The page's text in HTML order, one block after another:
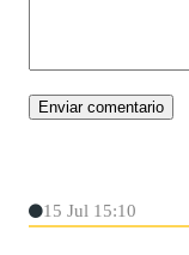
15 Jul 15:10